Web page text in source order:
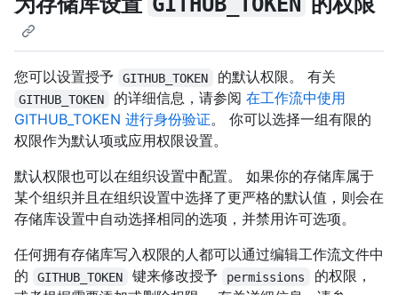
您可以设置授予 GITHUB_TOKEN 的默认权限。 有关
GITHUB_TOKEN 的详细信息，请参阅 在工作流中使用
GITHUB_TOKEN 进行身份验证。 你可以选择一组有限的
权限作为默认项或应用权限设置。
默认权限也可以在组织设置中配置。 如果你的存储库属于
某个组织并且在组织设置中选择了更严格的默认值，则会在
存储库设置中自动选择相同的选项，并禁用许可选项。
任何拥有存储库写入权限的人都可以通过编辑工作流文件中
的
GITHUB_TOKEN 键来修改授予 permissions
的权限，